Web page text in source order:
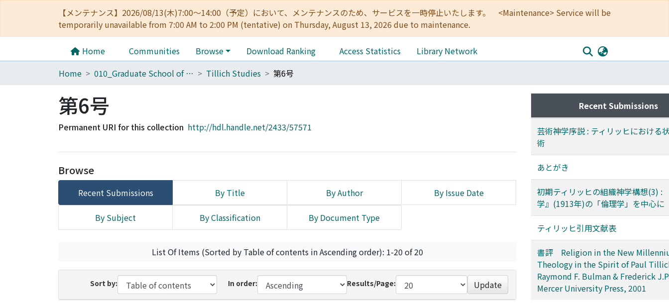
【メンテナンス】2026/08/13(木)7:00～14:00（予定）において、メンテナンスのため、サービスを一時停止いたします。 <Maintenance> Service will be
temporarily unavailable from 7:00 AM to 2:00 PM (tentative) on Thursday, August 13, 2026 due to maintenance.
Home Communities Browse Download Ranking Access Statistics
Library Network
Home
010_Graduate School of Letters Tillich Studies 第6号
第6号
Permanent URI for this collection http://hdl.handle.net/2433/57571
Browse
Recent Submissions By Title By Author By Issue Date
By Subject By Classification By Document Type
List Of Items (Sorted by Table of contents in Ascending order): 1-20 of 20
Sort by: In order: Results/Page: Update
Recent Submissions
芸術神学序説 : ティリッヒにおける
術
あとがき
初期ティリッヒの組織神学構想(3) :
学』(1913年)の「倫理学」を中心に
ティリッヒ引用文献表
書評 Religion in the New
Theology in the Spirit of Paul
Raymond F. Bulman & Frederick
Mercer University Press, 2001